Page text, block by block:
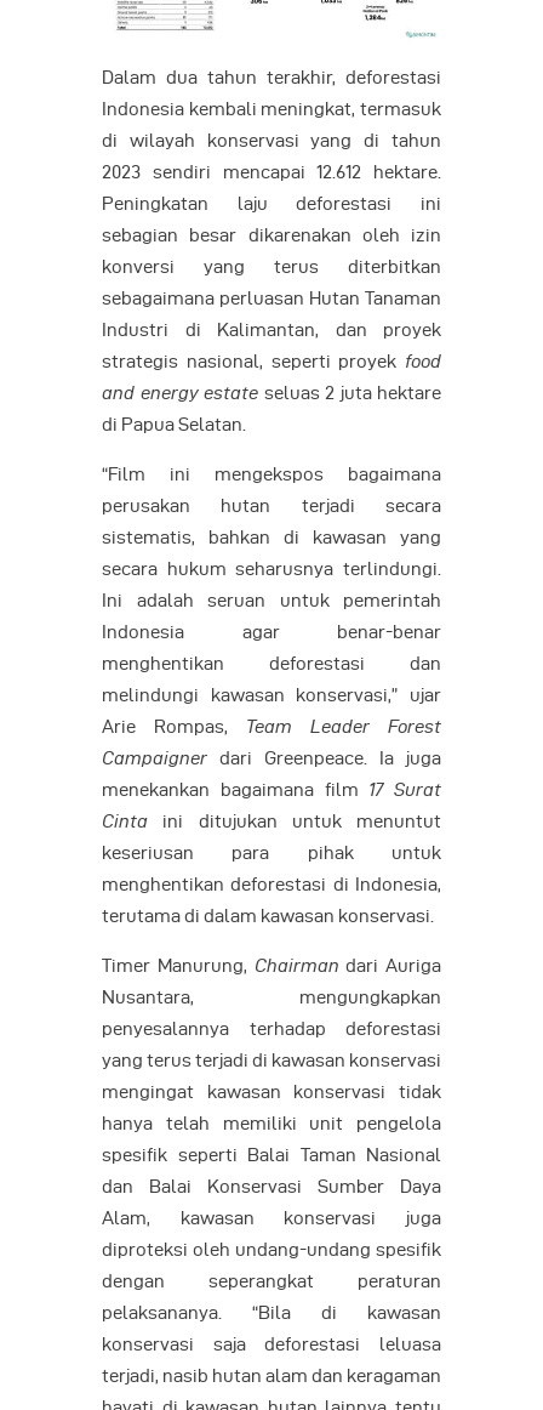
Dalam dua tahun terakhir, deforestasi
Indonesia kembali meningkat, termasuk
di wilayah konservasi yang di tahun
2023 sendiri mencapai 12.612 hektare.
Peningkatan laju deforestasi ini
sebagian besar dikarenakan oleh izin
konversi yang terus diterbitkan
sebagaimana perluasan Hutan Tanaman
Industri di Kalimantan, dan proyek
strategis nasional, seperti proyek food
and energy estate seluas 2 juta hektare
di Papua Selatan.
“Film ini mengekspos bagaimana
perusakan hutan terjadi secara
sistematis, bahkan di kawasan yang
secara hukum seharusnya terlindungi.
Ini adalah seruan untuk pemerintah
Indonesia agar benar-benar
menghentikan deforestasi dan
melindungi kawasan konservasi,” ujar
Arie Rompas, Team Leader Forest
Campaigner dari Greenpeace. Ia juga
menekankan bagaimana film 17 Surat
Cinta ini ditujukan untuk menuntut
keseriusan para pihak untuk
menghentikan deforestasi di Indonesia,
terutama di dalam kawasan konservasi.
Timer Manurung, Chairmandari Auriga
Nusantara, mengungkapkan
penyesalannya terhadap deforestasi
yang terus terjadi di kawasan konservasi
mengingat kawasan konservasi tidak
hanya telah memiliki unit pengelola
spesifik seperti Balai Taman Nasional
dan Balai Konservasi Sumber Daya
Alam, kawasan konservasi juga
diproteksi oleh undang-undang spesifik
dengan seperangkat peraturan
pelaksananya. “Bila di kawasan
konservasi saja deforestasi leluasa
terjadi, nasib hutan alam dan keragaman